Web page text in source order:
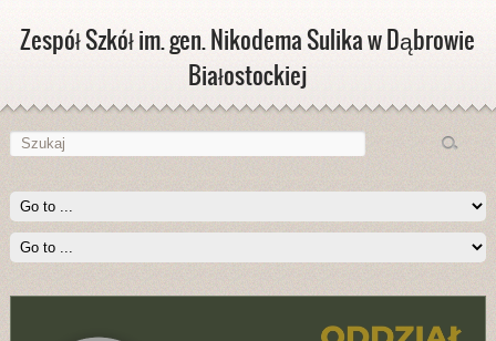
Zespół Szkół im. gen. Nikodema Sulika w Dąbrowie
Białostockiej